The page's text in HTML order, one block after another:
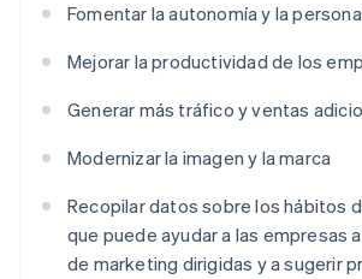
Fomentar la autonomía y la
Mejorar la productividad de los
Generar más tráfico y ventas
Modernizar la imagen y la marca
Recopilar datos sobre los hábitos
que puede ayudar a las empresas
de marketing dirigidas y a sugerir